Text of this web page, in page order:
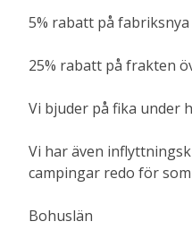
5% rabatt på
25% rabatt på frakten
Vi bjuder på fika under
Vi har även
campingar redo för
Bohuslän